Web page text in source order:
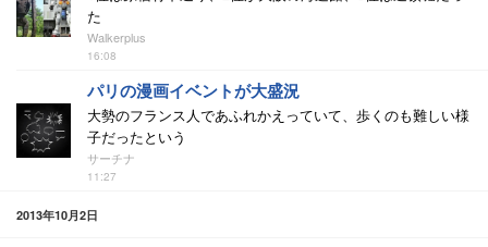
た
Walkerplus
16:08
パリの漫画イベントが大盛況
大勢のフランス人であふれかえっていて、歩くのも難しい様
子だったという
サーチナ
11:27
2013年10月2日